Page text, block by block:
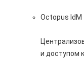
Octopus IdM
и доступом